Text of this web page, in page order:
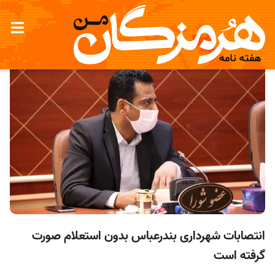
انتصابات شهرداری بندرعباس بدون استعلام صورت
گرفته است